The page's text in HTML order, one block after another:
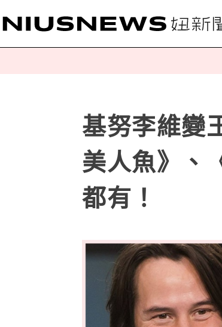
基努李維變
美人魚》、
都有！